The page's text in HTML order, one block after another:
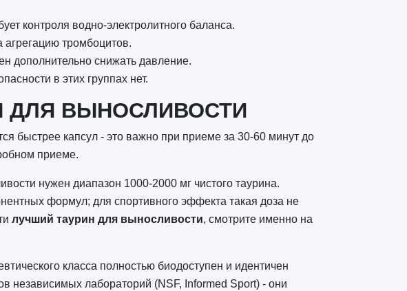
контроля водно-электролитного баланса.
агрегацию тромбоцитов.
дополнительно снижать давление.
в этих группах нет.
ДЛЯ ВЫНОСЛИВОСТИ
быстрее капсул - это важно при приеме за 30-60 минут до
приеме.
нужен диапазон 1000-2000 мг чистого таурина.
формул; для спортивного эффекта такая доза не
лучший таурин для выносливости, смотрите именно на
класса полностью биодоступен и идентичен
независимых лабораторий (NSF, Informed Sport) - они